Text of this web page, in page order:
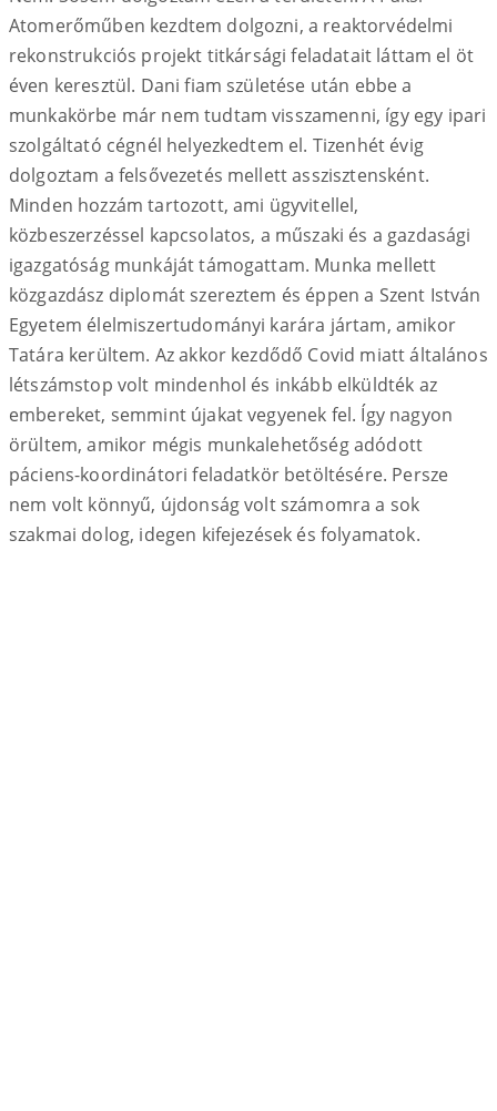
Atomerőműben kezdtem dolgozni, a reaktorvédelmi
rekonstrukciós projekt titkársági feladatait láttam el öt
éven keresztül. Dani fiam születése után ebbe a
munkakörbe már nem tudtam visszamenni, így egy ipari
szolgáltató cégnél helyezkedtem el. Tizenhét évig
dolgoztam a felsővezetés mellett asszisztensként.
Minden hozzám tartozott, ami ügyvitellel,
közbeszerzéssel kapcsolatos, a műszaki és a gazdasági
igazgatóság munkáját támogattam. Munka mellett
közgazdász diplomát szereztem és éppen a Szent István
Egyetem élelmiszertudományi karára jártam, amikor
Tatára kerültem. Az akkor kezdődő Covid miatt általános
létszámstop volt mindenhol és inkább elküldték az
embereket, semmint újakat vegyenek fel. Így nagyon
örültem, amikor mégis munkalehetőség adódott
páciens-koordinátori feladatkör betöltésére. Persze
nem volt könnyű, újdonság volt számomra a sok
szakmai dolog, idegen kifejezések és folyamatok.